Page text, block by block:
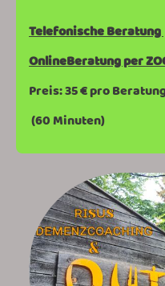
Telefonische Beratung
OnlineBeratung per
Preis: 35 € pro
(60 Minuten)